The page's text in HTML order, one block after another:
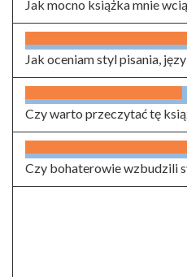
Jak mocno książka mnie
Jak oceniam styl pisania,
Czy warto przeczytać tę
Czy bohaterowie wzbudzili